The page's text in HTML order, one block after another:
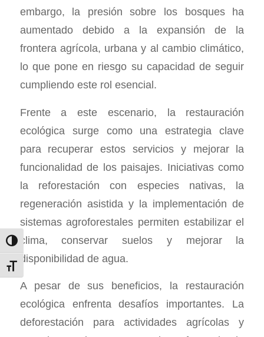
Alternar alto contraste
Alternar tamaño de letra
embargo, la presión sobre los bosques ha
aumentado debido a la expansión de la
frontera agrícola, urbana y al cambio climático,
lo que pone en riesgo su capacidad de seguir
cumpliendo este rol esencial.
Frente a este escenario, la restauración
ecológica surge como una estrategia clave
para recuperar estos servicios y mejorar la
funcionalidad de los paisajes. Iniciativas como
la reforestación con especies nativas, la
regeneración asistida y la implementación de
sistemas agroforestales permiten estabilizar el
clima, conservar suelos y mejorar la
disponibilidad de agua.
A pesar de sus beneficios, la restauración
ecológica enfrenta desafíos importantes. La
deforestación para actividades agrícolas y